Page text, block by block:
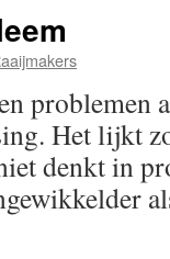
problemen
Het lijkt
denkt in